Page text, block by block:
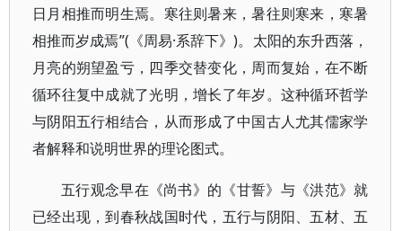
日月相推而明生焉。寒往则暑来，暑往则寒来，寒暑
相推而岁成焉”(《周易·系辞下》)。太阳的东升西落，
月亮的朔望盈亏，四季交替变化，周而复始，在不断
循环往复中成就了光明，增长了年岁。这种循环哲学
与阴阳五行相结合，从而形成了中国古人尤其儒家学
者解释和说明世界的理论图式。
五行观念早在《尚书》的《甘誓》与《洪范》就
已经出现，到春秋战国时代，五行与阴阳、五材、五